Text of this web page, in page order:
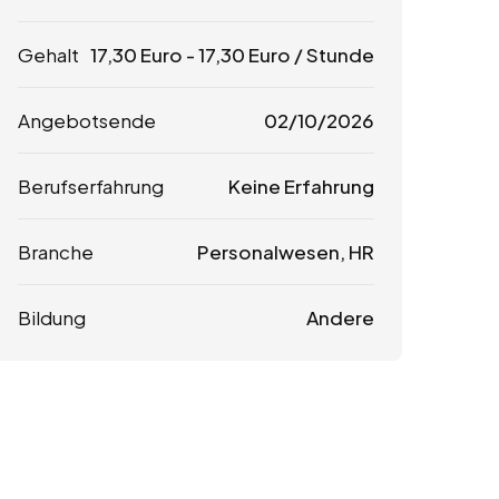
Gehalt 17,30 Euro -17,30 Euro / Stunde
Angebotsende 02/10/2026
Berufserfahrung Keine Erfahrung
Branche Personalwesen, HR
Bildung Andere